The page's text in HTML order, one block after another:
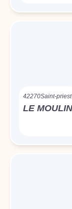
42270Saint-
LE